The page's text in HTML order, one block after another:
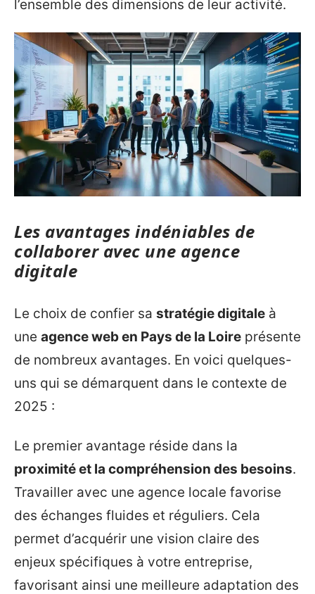
l’ensemble des dimensions de leur activité.
Les avantages indéniables de
collaborer avec une agence
digitale
Le choix de confier sa stratégie digitale à
une agence web en Pays de la Loire présente
de nombreux avantages. En voici quelques-
uns qui se démarquent dans le contexte de
2025 :
Le premier avantage réside dans la
proximité et la compréhension des besoins.
Travailler avec une agence locale favorise
des échanges fluides et réguliers. Cela
permet d’acquérir une vision claire des
enjeux spécifiques à votre entreprise,
favorisant ainsi une meilleure adaptation des